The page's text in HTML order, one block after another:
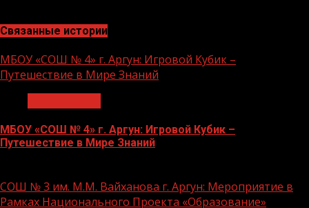
Связанные истории
МБОУ «СОШ № 4» г. Аргун: Игровой Кубик –
Путешествие в Мире Знаний
МБОУ «СОШ № 4» г. Аргун: Игровой Кубик –
Путешествие в Мире Знаний
СОШ № 3 им. М.М. Вайханова г. Аргун: Мероприятие в
Рамках Национального Проекта «Образование»